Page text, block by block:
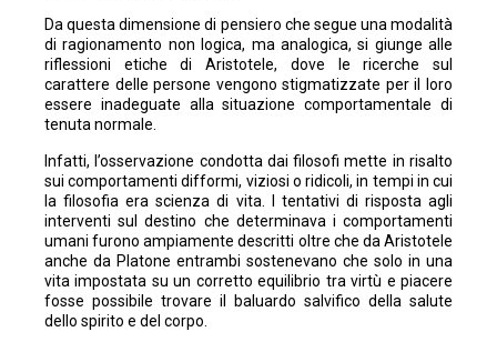
Da questa dimensione di pensiero che segue una modalità
di ragionamento non logica, ma analogica, si giunge alle
riflessioni etiche di Aristotele, dove le ricerche sul
carattere delle persone vengono stigmatizzate per il loro
essere inadeguate alla situazione comportamentale di
tenuta normale.
Infatti, l’osservazione condotta dai filosofi mette in risalto
sui comportamenti difformi, viziosi o ridicoli, in tempi in cui
la filosofia era scienza di vita. I tentativi di risposta agli
interventi sul destino che determinava i comportamenti
umani furono ampiamente descritti oltre che da Aristotele
anche da Platone entrambi sostenevano che solo in una
vita impostata su un corretto equilibrio tra virtù e piacere
fosse possibile trovare il baluardo salvifico della salute
dello spirito e del corpo.